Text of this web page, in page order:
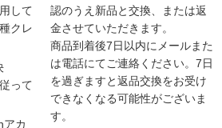
して
クレ
って
アカ
認のうえ新品と交換、または返
金させていただきます。
商品到着後7日以内にメールまた
は電話にてご連絡ください。7日
を過ぎますと返品交換をお受け
できなくなる可能性がございま
す。